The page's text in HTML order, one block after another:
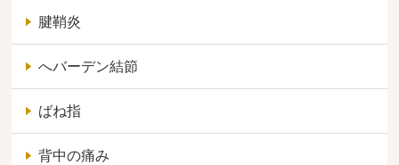
腱鞘炎
へバーデン結節
ばね指
背中の痛み